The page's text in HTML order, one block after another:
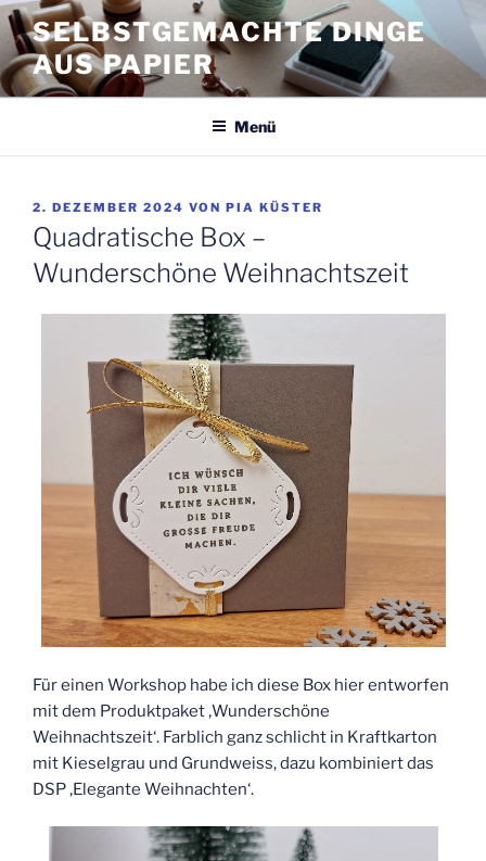
Zum
Inhalt
springen
SELBSTGEMACHTE DINGE
AUS PAPIER
Menü
VERÖFFENTLICHT
AM
2. DEZEMBER 2024 VON PIA KÜSTER
Quadratische Box –
Wunderschöne Weihnachtszeit
Für einen Workshop habe ich diese Box hier entworfen
mit dem Produktpaket ‚Wunderschöne
Weihnachtszeit‘. Farblich ganz schlicht in Kraftkarton
mit Kieselgrau und Grundweiss, dazu kombiniert das
DSP ‚Elegante Weihnachten‘.